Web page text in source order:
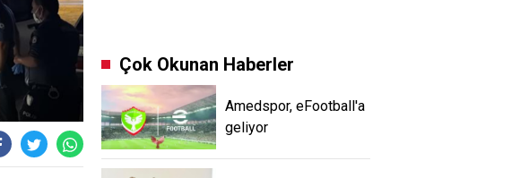
Çok Okunan Haberler
Amedspor, eFootball'a
geliyor